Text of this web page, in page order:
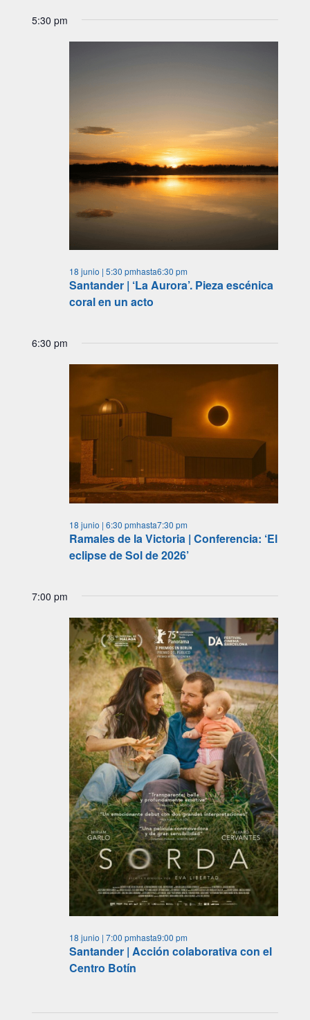
5:30 pm
Santander | ‘La Aurora’. Pieza escénica
coral en un acto
18 junio | 5:30 pmhasta6:30 pm
6:30 pm
Ramales de la Victoria | Conferencia: ‘El
eclipse de Sol de 2026’
18 junio | 6:30 pmhasta7:30 pm
7:00 pm
Santander | Acción colaborativa con el
Centro Botín
18 junio | 7:00 pmhasta9:00 pm